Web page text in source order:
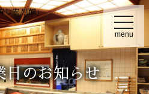
t
o
g
g
l
n
a
v
menu
し宏 別館｣
日のお知らせ